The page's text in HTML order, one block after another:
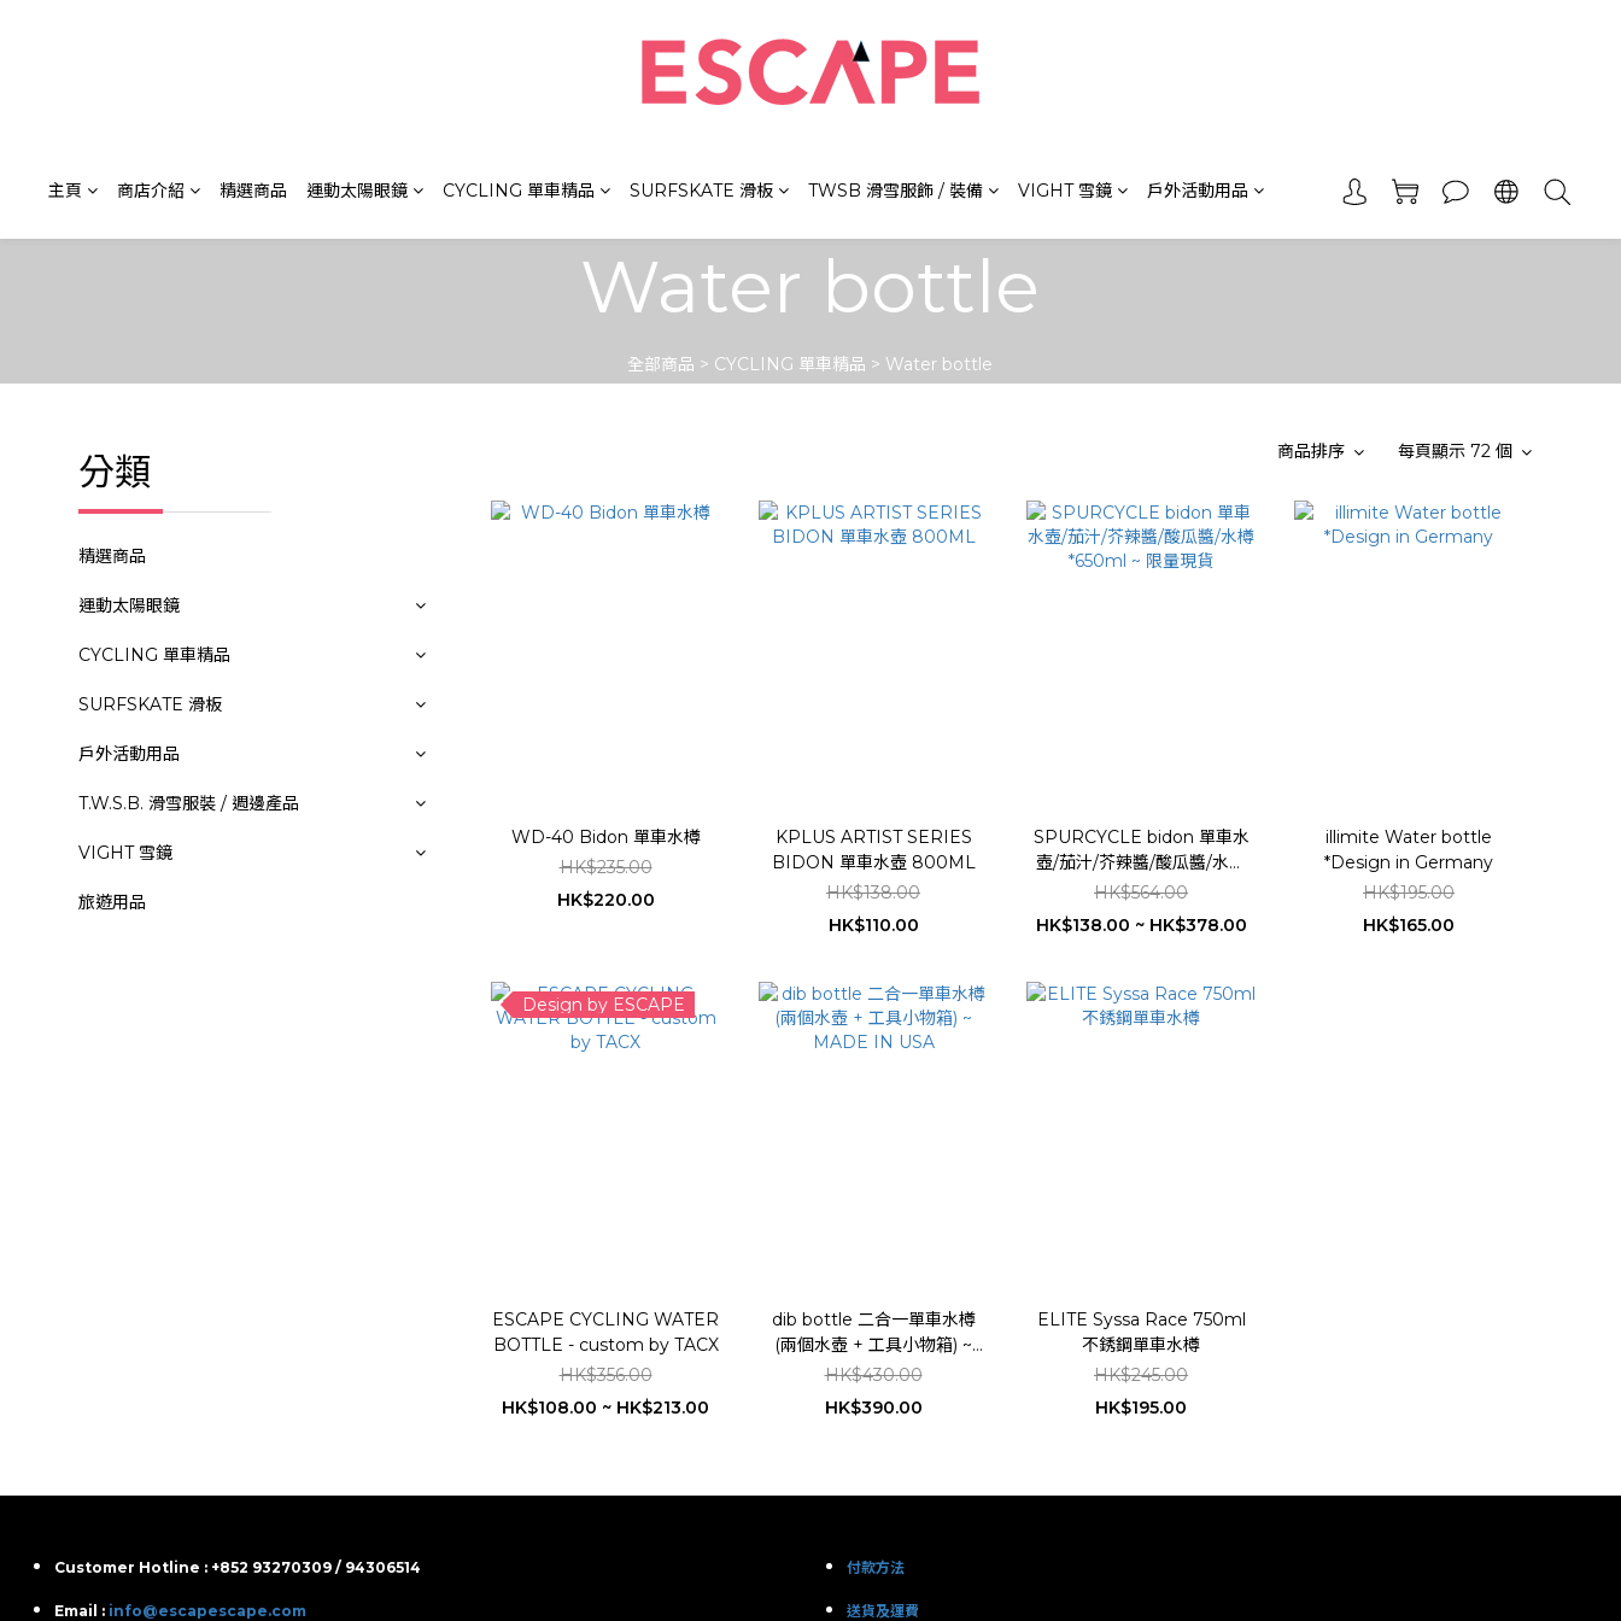
主頁 商店介紹 精選商品 運動太陽眼鏡 CYCLING 單車精品 SURFSKATE 滑板 TWSB 滑雪服飾 / 裝備 VIGHT 雪鏡 戶外活動用品
Water bottle
全部商品 > CYCLING 單車精品 > Water bottle
分類
精選商品
運動太陽眼鏡
CYCLING 單車精品
SURFSKATE 滑板
戶外活動用品
T.W.S.B. 滑雪服裝 / 週邊產品
VIGHT 雪鏡
旅遊用品
商品排序 每頁顯示 72 個
WD-40 Bidon 單車水樽
HK$235.00
HK$220.00
KPLUS ARTIST SERIES
BIDON 單車水壺 800ML
HK$138.00
HK$110.00
SPURCYCLE bidon 單車水
壺/茄汁/芥辣醬/酸瓜醬/水樽
*650ml ~ 限量現貨
HK$564.00
HK$138.00 ~ HK$378.00
illimite Water bottle
*Design in Germany
HK$195.00
HK$165.00
Design by ESCAPE
ESCAPE CYCLING WATER
BOTTLE - custom by TACX
HK$356.00
HK$108.00 ~ HK$213.00
dib bottle 二合一單車水樽
(兩個水壺 + 工具小物箱) ~
MADE IN USA
HK$430.00
HK$390.00
ELITE Syssa Race 750ml
不銹鋼單車水樽
HK$245.00
HK$195.00
Customer Hotline : +852 93270309 / 94306514
Email : info@escapescape.com
付款方法
送貨及運費